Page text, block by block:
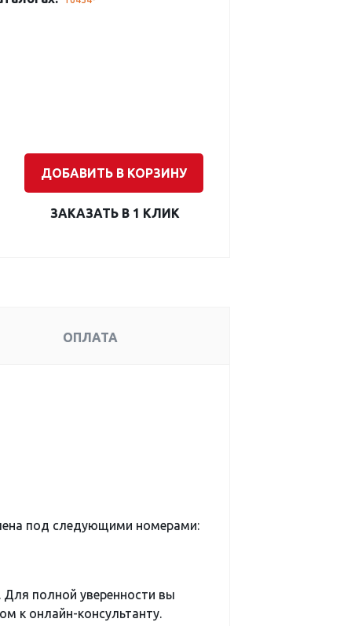
ДОБАВИТЬ В КОРЗИНУ
ЗАКАЗАТЬ В 1 КЛИК
ОПЛАТА
под следующими номерами:
полной уверенности вы
к онлайн-консультанту.